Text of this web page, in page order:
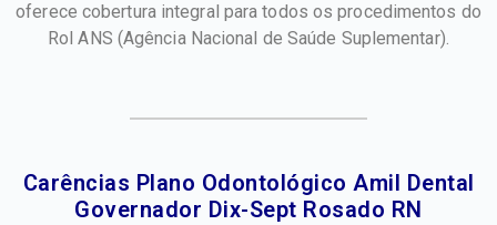
oferece cobertura integral para todos os procedimentos do
Rol ANS (Agência Nacional de Saúde Suplementar).
Carências Plano Odontológico Amil Dental
Governador Dix-Sept Rosado RN​